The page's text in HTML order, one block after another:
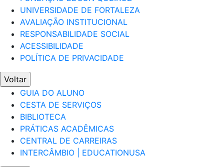
UNIVERSIDADE DE FORTALEZA
AVALIAÇÃO INSTITUCIONAL
RESPONSABILIDADE SOCIAL
ACESSIBILIDADE
POLÍTICA DE PRIVACIDADE
Voltar
GUIA DO ALUNO
CESTA DE SERVIÇOS
BIBLIOTECA
PRÁTICAS ACADÊMICAS
CENTRAL DE CARREIRAS
INTERCÂMBIO | EDUCATIONUSA